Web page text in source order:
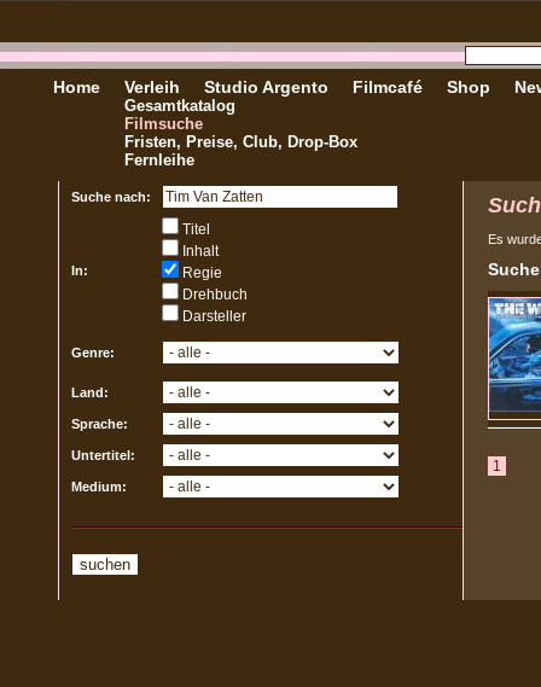
Home Verleih
Gesamtkatalog
Filmsuche
Fristen, Preise, Club, Drop-Box
Fernleihe
Studio Argento Filmcafé Shop
Suche nach:
In:
Titel
Inhalt
Regie
Drehbuch
Darsteller
Genre:
Land:
Sprache:
Untertitel:
Medium:
Es
1